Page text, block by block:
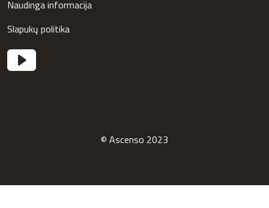
Naudinga informacija
Slapukų politika
© Ascenso 2023